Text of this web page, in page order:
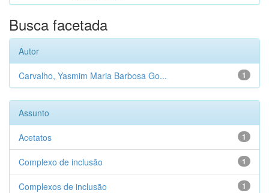
Busca facetada
Autor
1
Carvalho, Yasmim Maria Barbosa Go...
Assunto
1
Acetatos
1
Complexo de inclusão
1
Complexos de inclusão